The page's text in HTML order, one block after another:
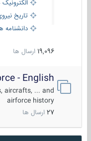
الکترونیک
تاریخ نیروی
دانشنامه
19,096 ارسال ها
- English
aircrafts, ... and
airforce history
27 ارسال ها